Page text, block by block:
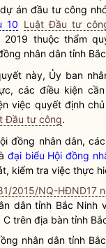
dự án đầu tư công
10 Luật Đầu tư
thuộc thẩm
nhân dân tỉnh
này, Ủy ban
các điều kiện
việc quyết định
Đầu tư công.
đồng nhân dân,
đại biểu Hội đồng
kiểm tra việc thực
2015/NQ-HĐND17
dântỉnh Bắc Ninh
C trên địa bàn tỉnh
nhân dân tỉnh